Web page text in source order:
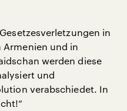
in
Armenien und in
werden diese
und
verabschiedet. In